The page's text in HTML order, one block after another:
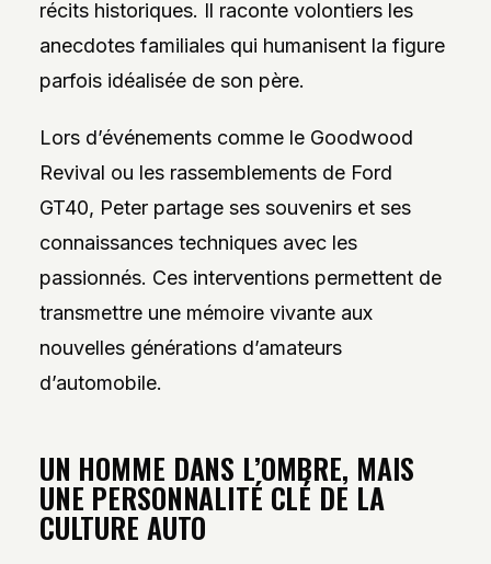
récits historiques. Il raconte volontiers les
anecdotes familiales qui humanisent la figure
parfois idéalisée de son père.
Lors d’événements comme le Goodwood
Revival ou les rassemblements de Ford
GT40, Peter partage ses souvenirs et ses
connaissances techniques avec les
passionnés. Ces interventions permettent de
transmettre une mémoire vivante aux
nouvelles générations d’amateurs
d’automobile.
UN HOMME DANS L’OMBRE, MAIS
UNE PERSONNALITÉ CLÉ DE LA
CULTURE AUTO